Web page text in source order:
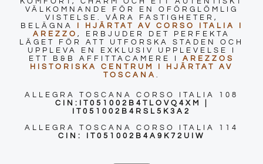
Provsmakningar
Vinprovning
Blogg
VÄLKOMNANDE FÖR EN OFÖRGLÖMLIG
VISTELSE. VÅRA FASTIGHETER,
BELÄGNA
I HJÄRTAT AV CORSO ITALIA I
AREZZO , ERBJUDER DET PERFEKTA
LÄGET FÖR ATT UTFORSKA STADEN OCH
UPPLEVA EN EXKLUSIV UPPLEVELSE I
ETT B&B AFFITTACAMERE I AREZZOS
HISTORISKA CENTRUM I HJÄRTAT AV
TOSCANA .
ALLEGRA TOSCANA CORSO ITALIA 108
CIN:IT051002B4TLOVQ4XM |
IT051002B4RSL5K3A2
ALLEGRA TOSCANA CORSO ITALIA 114
CIN: IT051002B4A9K72UIW